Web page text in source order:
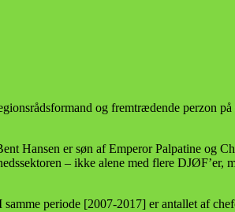
og fremtrædende perzon
Hansen er søn af Emperor Palpatine og
– ikke alene med flere DJØF’er,
periode [2007-2017] er antallet af